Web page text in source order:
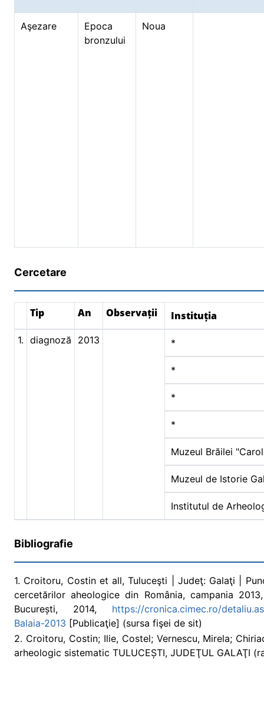
Aşezare
Epoca
bronzului
Noua
Cercetare
Tip An Observații Instituția
1. diagnoză 2013 *
*
*
*
Muzeul Brăilei
Muzeul de Istorie
Institutul de
Bibliografie
1. Croitoru, Costin et all, Tuluceşti | Judeţ: Galaţi |
cercetărilor aheologice din România, campania
București, 2014, https://cronica.cimec.ro/
Balaia-2013 [Publicaţie] (sursa fişei de sit)
2. Croitoru, Costin; Ilie, Costel; Vernescu, Mirela;
arheologic sistematic TULUCEȘTI, JUDEŢUL GALAŢI